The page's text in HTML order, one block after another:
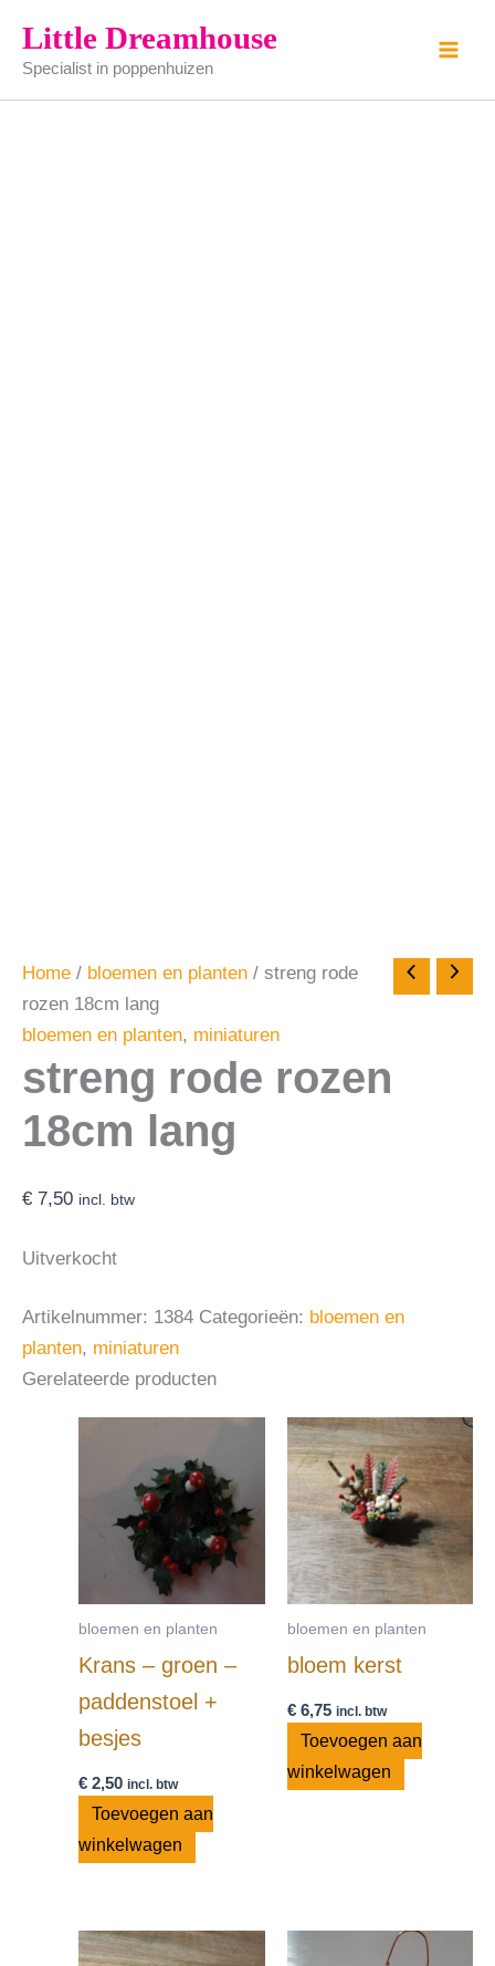
naar
inhoud
Little Dreamhouse
Specialist in poppenhuizen
Home / bloemen en planten / streng rode
rozen 18cm lang
bloemen en planten, miniaturen
streng rode rozen
18cm lang
€ 7,50 incl. btw
Uitverkocht
Artikelnummer: 1384 Categorieën: bloemen en
planten, miniaturen
Gerelateerde producten
bloemen en planten
Krans – groen –
paddenstoel +
besjes
€ 2,50 incl. btw
Toevoegen aan
winkelwagen
bloemen en planten
bloem kerst
€6,75 incl. btw
Toevoegen aan
winkelwagen